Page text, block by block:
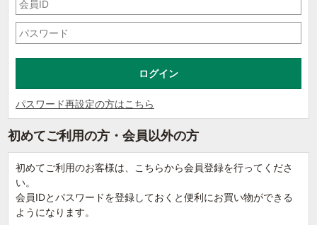
パスワード再設定の方はこちら
初めてご利用の方・会員以外の方
初めてご利用のお客様は、こちらから会員登録を行ってくださ
い。
会員IDとパスワードを登録しておくと便利にお買い物ができる
ようになります。